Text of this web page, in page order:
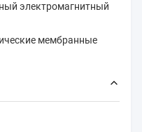
электромагнитный
мембранные